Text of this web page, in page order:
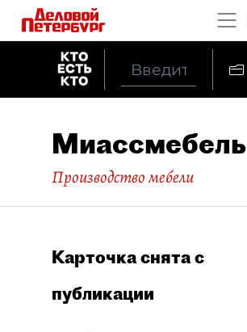
Миассмебель
Производство мебели
Карточка снята с
публикации